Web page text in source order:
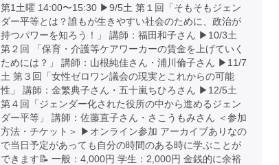
第1土曜 14:00〜15:30 ▶︎9/5土 第１回「そもそもジェン
ダー平等とは？誰もが生きやすい社会のために、政治が
持つパワーを知ろう！」 講師：福田和子さん ▶︎10/3土
第２回 「保育・介護等ケアワーカーの賃金を上げていく
ためには？」 講師：山根純佳さん・浦川倫子さん ▶︎11/7
土 第３回「女性ゼロワン議会の現実とこれからの可能
性」 講師：金繁典子さん・五十嵐ちひろさん ▶︎12/5土
第４回「ジェンダー化された役所の中から進めるジェン
ダー平等」 講師：佐藤直子さん・さこうもみさん ＜参加
方法・チケット＞ ▶︎オンライン参加 アーカイブありなの
で当日予定があっても自分の時間のある時に学ぶことが
できます📝 一般：4,000円 学生：2,000円 金銭的に余裕